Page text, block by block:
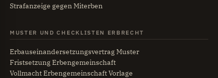
Strafanzeige gegen Miterben
MUSTER UND CHECKLISTEN ERBRECHT
Erbauseinandersetzungsvertrag Muster
Fristsetzung Erbengemeinschaft
Vollmacht Erbengemeinschaft Vorlage